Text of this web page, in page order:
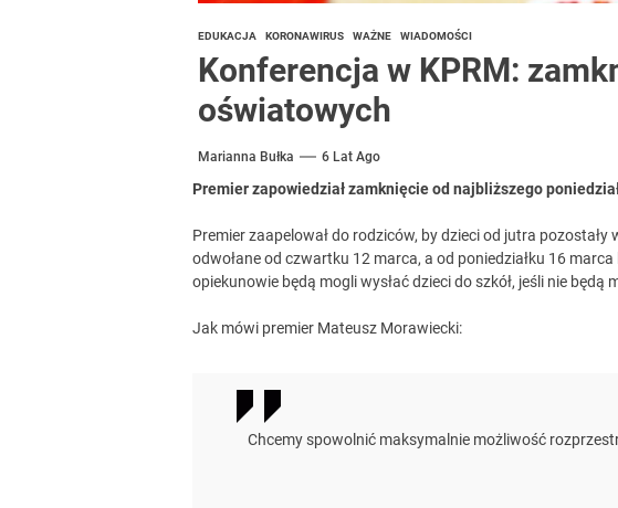
EDUKACJA KORONAWIRUS WAŻNE WIADOMOŚCI
Konferencja w KPRM:
oświatowych
Marianna Bułka 6 Lat Ago
Premier zapowiedział zamknięcie od najbliższego
Premier zaapelował do rodziców, by dzieci od jutra
odwołane od czwartku 12 marca, a od poniedziałku 16
opiekunowie będą mogli wysłać dzieci do szkół, jeśli nie będą
Jak mówi premier Mateusz Morawiecki:
Chcemy spowolnić maksymalnie możliwość